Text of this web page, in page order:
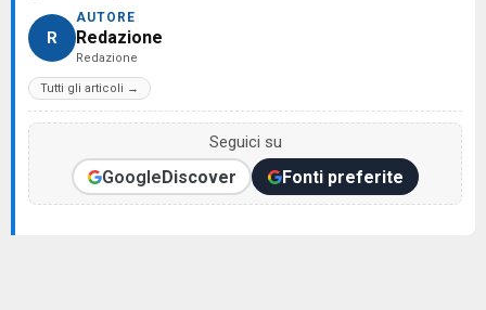
R
AUTORE
Redazione
Redazione
Tutti gli articoli →
Seguici su
GoogleDiscover Fonti preferite